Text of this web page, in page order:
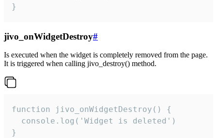
}
jivo_onWidgetDestroy#
Is executed when the widget is completely removed from the page.
It is triggered when calling jivo_destroy() method.
function jivo_onWidgetDestroy() {
  console.log('Widget is deleted')
}